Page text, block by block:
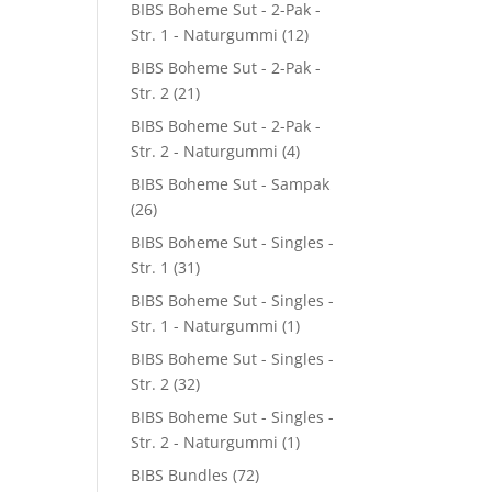
BIBS Boheme Sut - 2-Pak -
Str. 1 - Naturgummi (12)
BIBS Boheme Sut - 2-Pak -
Str. 2 (21)
BIBS Boheme Sut - 2-Pak -
Str. 2 - Naturgummi (4)
BIBS Boheme Sut - Sampak
(26)
BIBS Boheme Sut - Singles -
Str. 1 (31)
BIBS Boheme Sut - Singles -
Str. 1 - Naturgummi (1)
BIBS Boheme Sut - Singles -
Str. 2 (32)
BIBS Boheme Sut - Singles -
Str. 2 - Naturgummi (1)
BIBS Bundles (72)